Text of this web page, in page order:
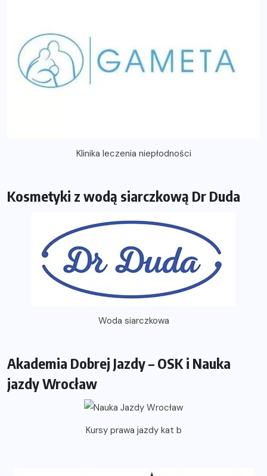
Klinika leczenia niepłodności
Kosmetyki z wodą siarczkową Dr Duda
Woda siarczkowa
Akademia Dobrej Jazdy – OSK i Nauka
jazdy Wrocław
Kursy prawa jazdy kat b